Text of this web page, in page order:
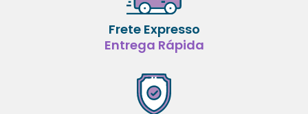
Frete Expresso
Entrega Rápida